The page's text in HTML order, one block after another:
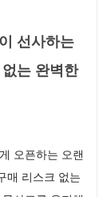
선사하는
는 완벽한
오픈하는 오랜
매 리스크 없는